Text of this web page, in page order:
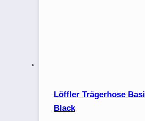
Löffler Trägerhose
Black